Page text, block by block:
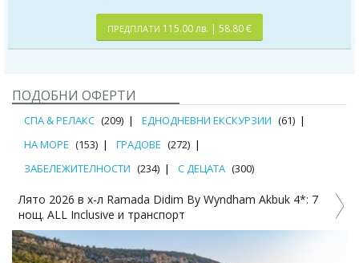
ПРЕДПЛАТИ 115.00 лв. | 58.80 €
ПОДОБНИ ОФЕРТИ
СПА & РЕЛАКС (209) ЕДНОДНЕВНИ ЕКСКУРЗИИ (61)
НА МОРЕ (153) ГРАДОВЕ (272)
ЗАБЕЛЕЖИТЕЛНОСТИ (234) С ДЕЦАТА (300)
Лято 2026 в х-л Ramada Didim By Wyndham Akbuk 4*: 7
нощ. ALL Inclusive и транспорт